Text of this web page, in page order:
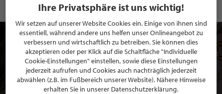
Ihre Privatsphäre ist uns wichtig!
Wir setzen auf unserer Website Cookies ein. Einige von ihnen sind
essentiell, während andere uns helfen unser Onlineangebot zu
verbessern und wirtschaftlich zu betreiben. Sie können dies
akzeptieren oder per Klick auf die Schaltfläche "Individuelle
Cookie-Einstellungen" einstellen, sowie diese Einstellungen
jederzeit aufrufen und Cookies auch nachträglich jederzeit
abwählen (z.B. im Fußbereich unserer Website). Nähere Hinweise
erhalten Sie in unserer Datenschutzerklärung.